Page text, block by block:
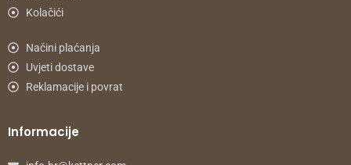
Kolačići
Načini plaćanja
Uvjeti dostave
Reklamacije i povrat
Informacije